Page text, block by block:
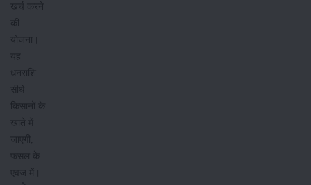
खर्च करने
की
योजना।
यह
धनराशि
सीधे
किसानों के
खाते में
जाएगी,
फसल के
एवज में।